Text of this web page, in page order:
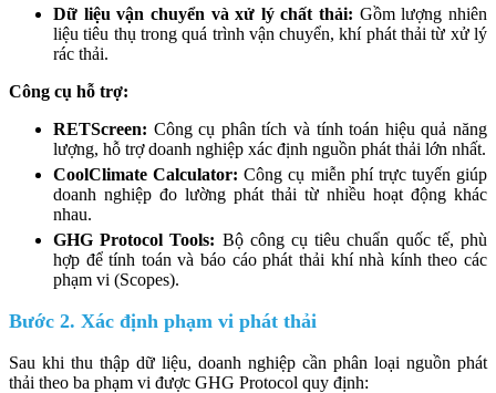
Dữ liệu vận chuyển và xử lý chất thải: Gồm lượng nhiên
liệu tiêu thụ trong quá trình vận chuyển, khí phát thải từ xử lý
rác thải.
Công cụ hỗ trợ:
RETScreen: Công cụ phân tích và tính toán hiệu quả năng
lượng, hỗ trợ doanh nghiệp xác định nguồn phát thải lớn nhất.
CoolClimate Calculator: Công cụ miễn phí trực tuyến giúp
doanh nghiệp đo lường phát thải từ nhiều hoạt động khác
nhau.
GHG Protocol Tools: Bộ công cụ tiêu chuẩn quốc tế, phù
hợp để tính toán và báo cáo phát thải khí nhà kính theo các
phạm vi (Scopes).
Bước 2. Xác định phạm vi phát thải
Sau khi thu thập dữ liệu, doanh nghiệp cần phân loại nguồn phát
thải theo ba phạm vi được GHG Protocol quy định: